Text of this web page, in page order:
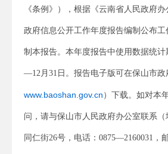
《条例》），根据《云南省人民政府
政府信息公开工作年度报告编制公布
制本报告。本年度报告中使用数据统计
—12月31日。报告电子版可在保山市政
www.baoshan.gov.cn ）下载。如对本
问，请与保山市人民政府办公室联系
同仁街26号，电话：0875—2160031，